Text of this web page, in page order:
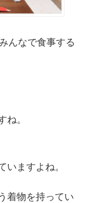
んなで食事する
ね。
いますよね。
着物を持ってい